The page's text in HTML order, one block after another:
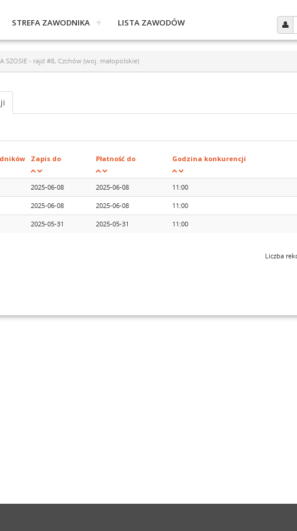
STREFA ZAWODNIKA LISTA ZAWODÓW
SZOSIE - rajd #8, Czchów (woj. małopolskie)
Zapis do Płatność do Godzina konkurencji
2025-06-08 2025-06-08 11:00
2025-06-08 2025-06-08 11:00
2025-05-31 2025-05-31 11:00
Liczba